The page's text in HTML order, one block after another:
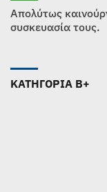
Απολύτως
συσκευασία τους.
ΚΑΤΗΓΟΡΙΑ B+